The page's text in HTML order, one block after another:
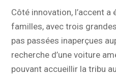
Côté innovation, l’accent
familles, avec trois
pas passées inaperçues
recherche d’une voiture
pouvant accueillir la tribu